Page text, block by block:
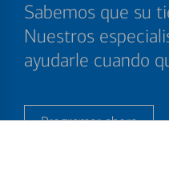
Sabemos que su
Nuestros
ayudarle cuando
Programar ahora